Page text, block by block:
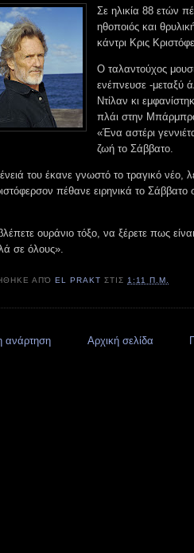
Σε ηλικία 88 ετών
ηθοποιός και
κάντρι Κρις
Ο ταλαντούχος
ενέπνευσε -μεταξύ
Ντίλαν κι
πλάι στην
«Ένα αστέρι
ζωή το Σάββατο.
του έκανε γνωστό το τραγικό νέο,
πέθανε ειρηνικά το Σάββατο
ουράνιο τόξο, να ξέρετε πως
σε όλους».
ΑΠΌEL PRAKT ΣΤΙΣ1:11 Π.Μ.
ανάρτηση Αρχική σελίδα